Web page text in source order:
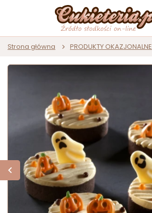
Strona główna PRODUKTY OKAZJONALNE